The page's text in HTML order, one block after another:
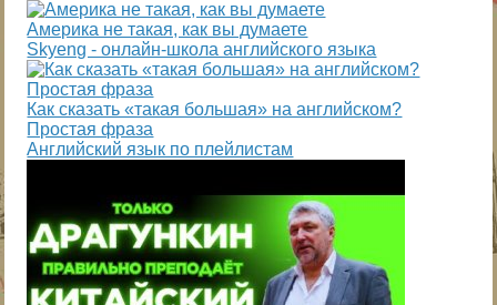
Америка не такая, как вы думаете
Skyeng - онлайн-школа английского языка
Как сказать «такая большая» на английском?
Простая фраза
Английский язык по плейлистам